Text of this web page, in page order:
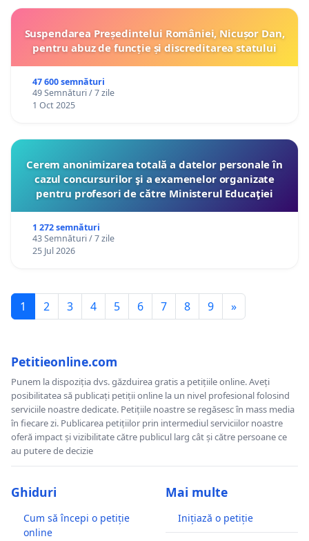
Suspendarea Președintelui României, Nicușor Dan,
pentru abuz de funcție și discreditarea statului
47 600 semnături
49 Semnături / 7 zile
1 Oct 2025
Cerem anonimizarea totală a datelor personale în
cazul concursurilor şi a examenelor organizate
pentru profesori de către Ministerul Educaţiei
1 272 semnături
43 Semnături / 7 zile
25 Jul 2026
1 2 3 4 5 6 7 8 9 »
Petitieonline.com
Punem la dispoziția dvs. găzduirea gratis a petițiile online. Aveți
posibilitatea să publicați petiții online la un nivel profesional folosind
serviciile noastre dedicate. Petițiile noastre se regăsesc în mass media
în fiecare zi. Publicarea petițiilor prin intermediul serviciilor noastre
oferă impact și vizibilitate către publicul larg cât și către persoane ce
au putere de decizie
Ghiduri
Cum să începi o petiție
online
Mai multe
Inițiază o petiție